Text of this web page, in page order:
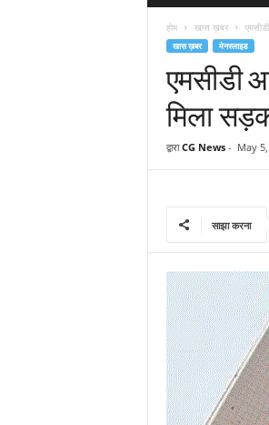
होम खास ख़बर
खास ख़बर मेनस्लाइड
एमसीडी
मिला
द्वारा CG News- May
साझा करना